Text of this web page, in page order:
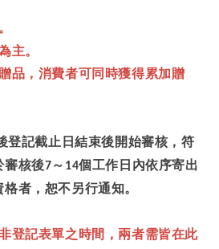
主。
品，消費者可同時獲得累加贈
登記截止日結束後開始審核，符
審核後7～ 14個工作日內依序寄出
者，恕不另行通知。
登記表單之時間，兩者需皆在此